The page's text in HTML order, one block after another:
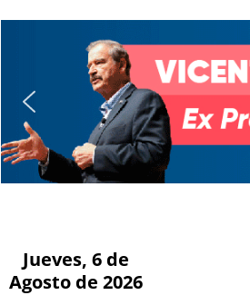
Jueves, 6 de
Agosto de 2026